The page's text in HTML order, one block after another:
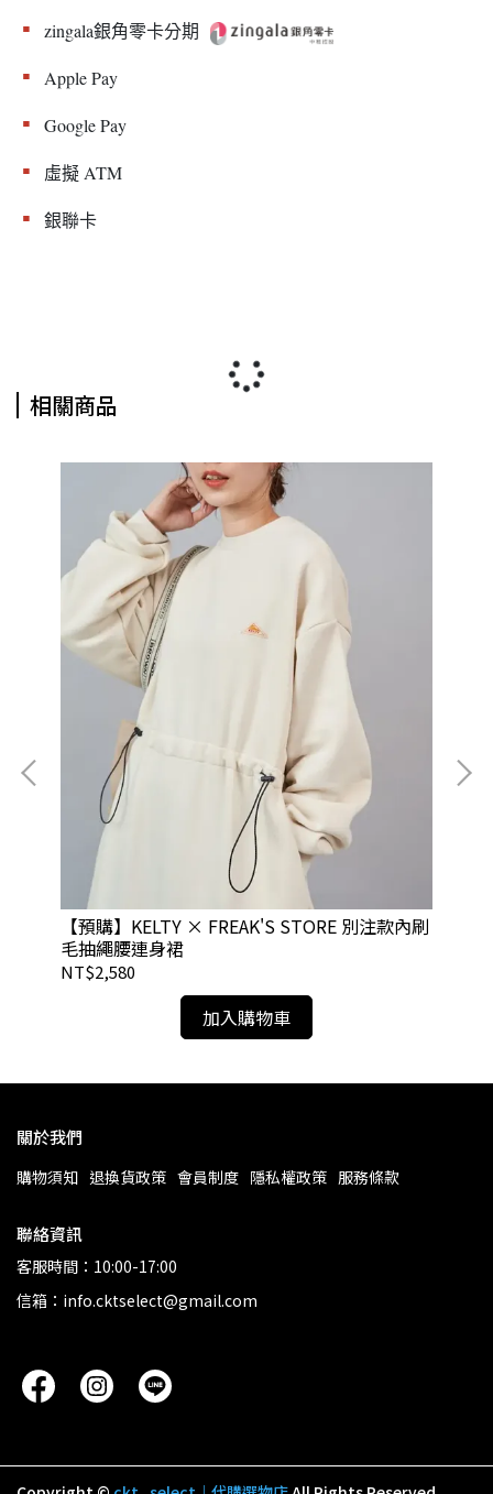
▪︎ zingala銀角零卡分期
▪︎ Apple Pay
▪︎ Google Pay
▪︎ 虛擬 ATM
▪︎ 銀聯卡
相關商品
【預購】KELTY × FREAK'S STORE 別注款內刷
毛抽繩腰連身裙
NT$2,580
加入購物車
關於我們
購物須知 退換貨政策 會員制度 隱私權政策 服務條款
聯絡資訊
客服時間：10:00-17:00
信箱：info.cktselect@gmail.com